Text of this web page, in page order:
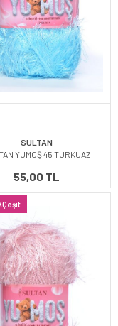
SULTAN
YUMOŞ 45 TURKUAZ
55,00 TL